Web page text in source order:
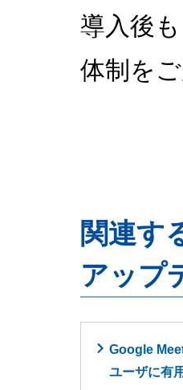
導入後
体制を
関連す
アップ
Google
ユーザに有